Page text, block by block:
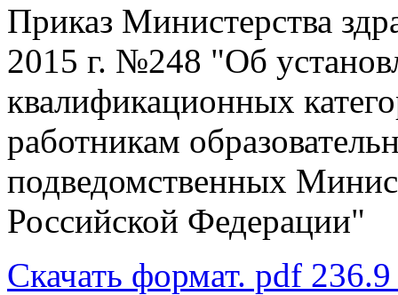
Приказ Министерства
2015 г. №248 "Об
квалификационных
работникам
подведомственных
Российской Федерации"
Скачать формат. pdf